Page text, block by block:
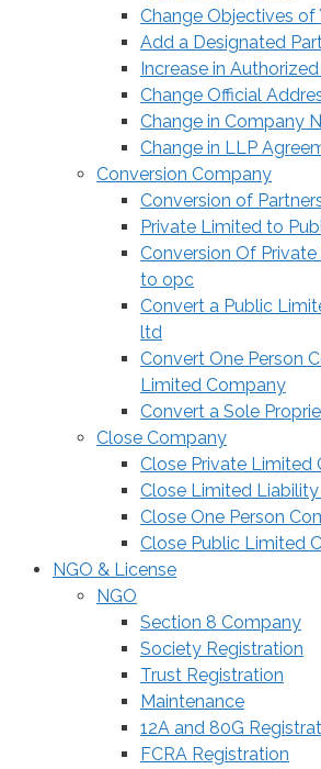
Change Objectives of
Add a Designated
Increase in
Change Official
Change in Company
Change in LLP
Conversion Company
Conversion of
Private Limited to
Conversion Of
to opc
Convert a Public
ltd
Convert One Person
Limited Company
Convert a Sole
Close Company
Close Private Limited
Close Limited Liability
Close One Person
Close Public Limited
NGO & License
NGO
Section 8 Company
Society Registration
Trust Registration
Maintenance
12A and 80G
FCRA Registration